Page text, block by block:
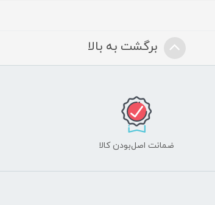
برگشت به بالا
ضمانت اصل‌بودن کالا